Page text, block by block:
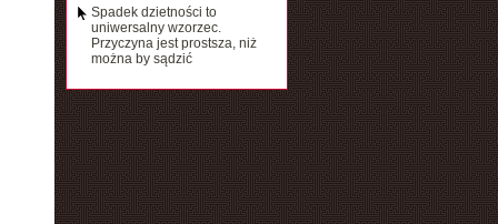
Spadek dzietności to
uniwersalny wzorzec.
Przyczyna jest prostsza, niż
można by sądzić